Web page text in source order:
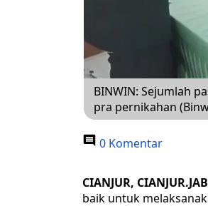
BINWIN: Sejumlah
pra pernikahan
0 Komentar
CIANJUR,
baik untuk